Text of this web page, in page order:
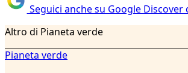
Seguici anche su Google Discover
Altro di Pianeta verde
Pianeta verde